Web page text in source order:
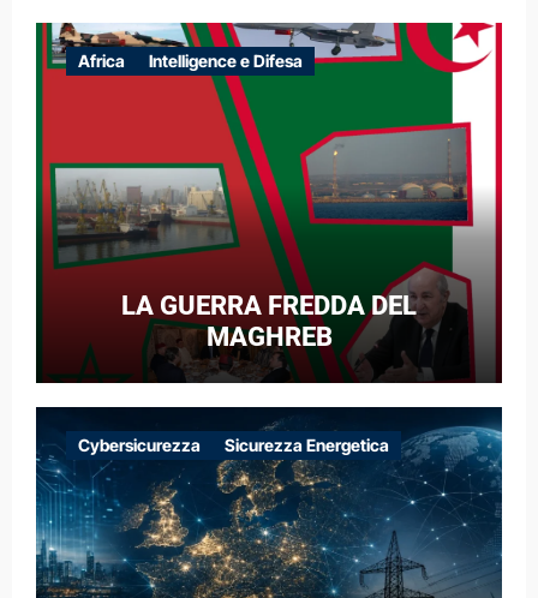
Africa Intelligence e Difesa
LA GUERRA FREDDA DEL
MAGHREB
Cybersicurezza Sicurezza Energetica